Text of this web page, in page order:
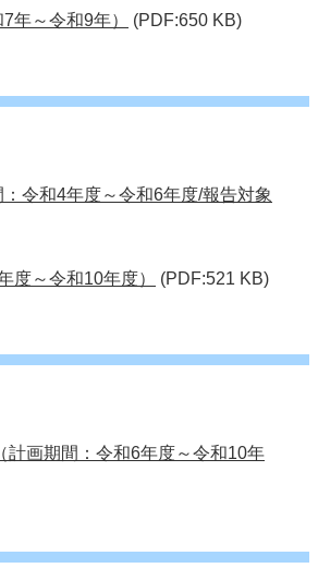
年～令和9年） (PDF:650 KB)
令和4年度～令和6年度/報告対象
度～令和10年度） (PDF:521 KB)
計画期間：令和6年度～令和10年